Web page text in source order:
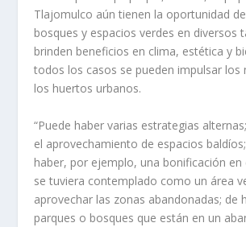
Tlajomulco aún tienen la oportunidad
bosques y espacios verdes en diversos
brinden beneficios en clima, estética y
todos los casos se pueden impulsar los
los huertos urbanos.
“Puede haber varias estrategias
el aprovechamiento de espacios
haber, por ejemplo, una bonificación en
se tuviera contemplado como un área
aprovechar las zonas abandonadas; de
parques o bosques que están en un